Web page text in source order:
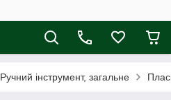
Ручний інструмент, загальне